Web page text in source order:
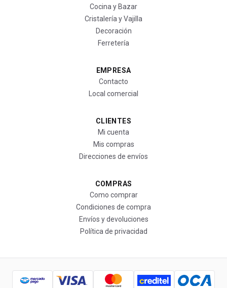
Cocina y Bazar
Cristalería y Vajilla
Decoración
Ferretería
EMPRESA
Contacto
Local comercial
CLIENTES
Mi cuenta
Mis compras
Direcciones de envíos
COMPRAS
Como comprar
Condiciones de compra
Envíos y devoluciones
Política de privacidad